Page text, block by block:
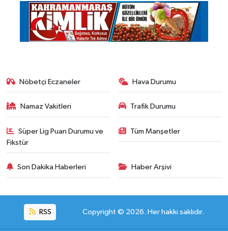
Nöbetçi Eczaneler Hava Durumu
Namaz Vakitleri Trafik Durumu
Süper Lig Puan Durumu ve
Fikstür
Tüm Manşetler
Son Dakika Haberleri Haber Arşivi
RSS Copyright © 2026. Her hakkı saklıdır.